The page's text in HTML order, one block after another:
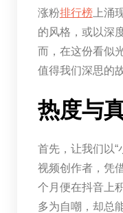
涨粉排行榜上涌
的风格，或以深
而，在这份看似
值得我们深思的
热度与
首先，让我们以“
视频创作者，凭
个月便在抖音上
多为自嘲，却总